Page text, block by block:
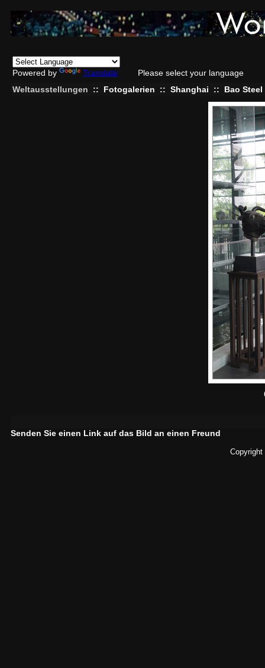
Powered by Translate
Please select your language
Weltausstellungen
:: Fotogalerien :: Shanghai :: Bao
Senden Sie einen Link auf das Bild an einen Freund